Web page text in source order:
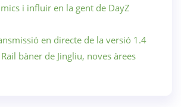
i influir en la gent de DayZ
en directe de la versió 1.4
bàner de Jingliu, noves àrees